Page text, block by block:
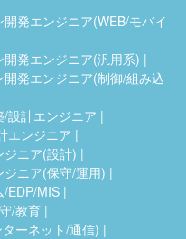
発エンジニア(WEB/モバイ
発エンジニア(汎用系)
発エンジニア(制御/組み込
設計エンジニア
エンジニア
ジニア(設計)
ニア(保守/運用)
/EDP/MIS
/教育
ーネット/通信)